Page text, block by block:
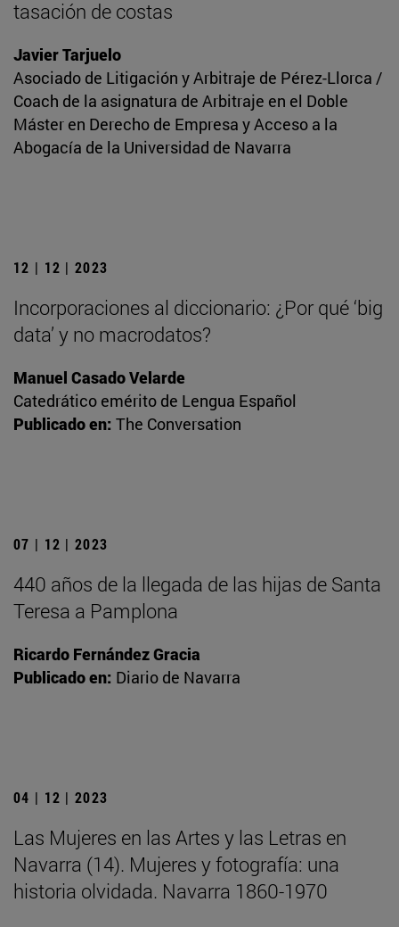
tasación de costas
Javier Tarjuelo
Asociado de Litigación y Arbitraje de Pérez-Llorca /
Coach de la asignatura de Arbitraje en el Doble
Máster en Derecho de Empresa y Acceso a la
Abogacía de la Universidad de Navarra
12 | 12 | 2023
Incorporaciones al diccionario: ¿Por qué ‘big
data’ y no macrodatos?
Manuel Casado Velarde
Catedrático emérito de Lengua Español
Publicado en: The Conversation
07 | 12 | 2023
440 años de la llegada de las hijas de Santa
Teresa a Pamplona
Ricardo Fernández Gracia
Publicado en: Diario de Navarra
04 | 12 | 2023
Las Mujeres en las Artes y las Letras en
Navarra (14). Mujeres y fotografía: una
historia olvidada. Navarra 1860-1970